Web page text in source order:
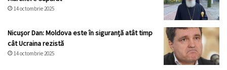
14 octombrie 2025
Nicuşor Dan: Moldova este în siguranță atât timp
cât Ucraina rezistă
14 octombrie 2025